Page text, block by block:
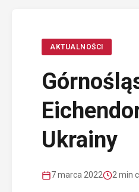
AKTUALNOŚCI
Ukrainy
7 marca 2022 2 min